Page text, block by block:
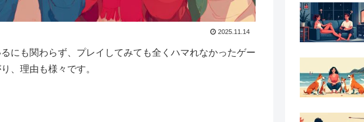
2025.11.14
にも関わらず、プレイしてみても全くハマれなかったゲー
、理由も様々です。